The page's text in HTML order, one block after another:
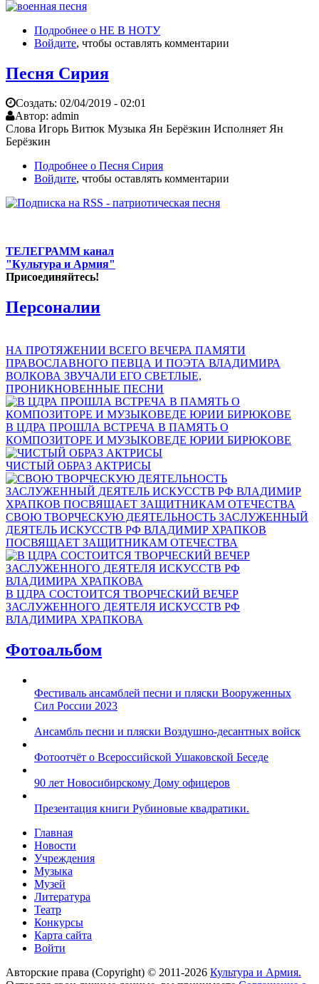
Подробнее о НЕ В НОТУ
Войдите, чтобы оставлять комментарии
Песня Сирия
Создать: 02/04/2019 - 02:01
Автор: admin
Слова Игорь Витюк Музыка Ян Берёзкин Исполняет Ян
Берёзкин
Подробнее о Песня Сирия
Войдите, чтобы оставлять комментарии
ТЕЛЕГРАММ канал
"Культура и Армия"
Присоединяйтесь!
Персоналии
НА ПРОТЯЖЕНИИ ВСЕГО ВЕЧЕРА ПАМЯТИ
ПРАВОСЛАВНОГО ПЕВЦА И ПОЭТА ВЛАДИМИРА
ВОЛКОВА ЗВУЧАЛИ ЕГО СВЕТЛЫЕ,
ПРОНИКНОВЕННЫЕ ПЕСНИ
В ЦДРА ПРОШЛА ВСТРЕЧА В ПАМЯТЬ О
КОМПОЗИТОРЕ И МУЗЫКОВЕДЕ ЮРИИ БИРЮКОВЕ
ЧИСТЫЙ ОБРАЗ АКТРИСЫ
СВОЮ ТВОРЧЕСКУЮ ДЕЯТЕЛЬНОСТЬ ЗАСЛУЖЕННЫЙ
ДЕЯТЕЛЬ ИСКУССТВ РФ ВЛАДИМИР ХРАПКОВ
ПОСВЯЩАЕТ ЗАЩИТНИКАМ ОТЕЧЕСТВА
В ЦДРА СОСТОИТСЯ ТВОРЧЕСКИЙ ВЕЧЕР
ЗАСЛУЖЕННОГО ДЕЯТЕЛЯ ИСКУССТВ РФ
ВЛАДИМИРА ХРАПКОВА
Фотоальбом
Фестиваль ансамблей песни и пляски Вооруженных
Сил России 2023
Ансамбль песни и пляски Воздушно-десантных войск
Фотоотчёт о Всероссийской Ушаковской Беседе
90 лет Новосибирскому Дому офицеров
Презентация книги Рубиновые квадратики.
Главная
Новости
Учреждения
Музыка
Музей
Литература
Театр
Конкурсы
Карта сайта
Войти
Авторские права (Copyright) © 2011-2026 Культура и Армия.